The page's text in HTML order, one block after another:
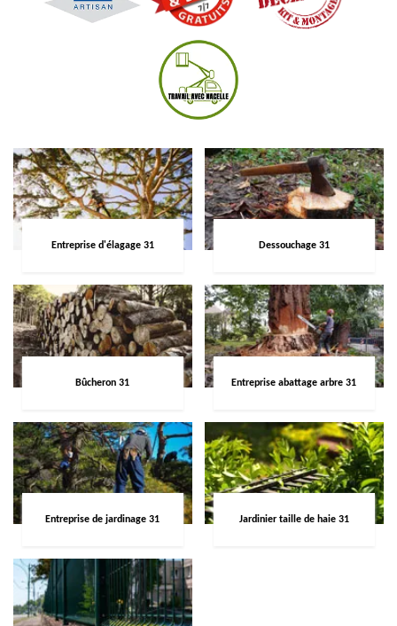
Entreprise d'élagage 31 Dessouchage 31
Bûcheron 31 Entreprise abattage arbre 31
Entreprise de jardinage 31 Jardinier taille de haie 31